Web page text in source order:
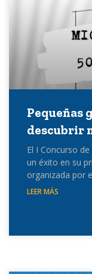
Pequeñas
descubrir
El I Concurso
un éxito en su
organizada por
LEER MÁS